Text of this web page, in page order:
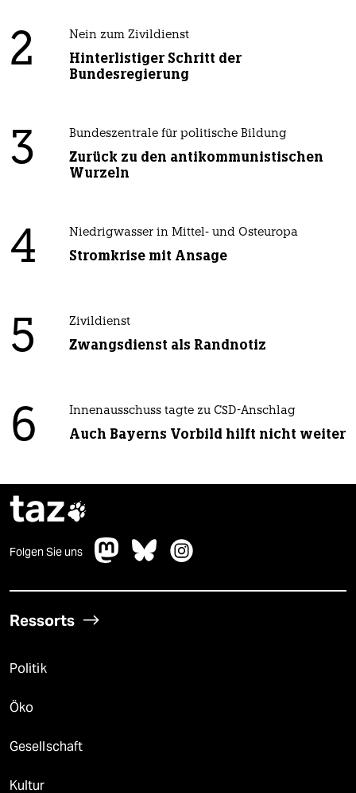
2 Nein zum Zivildienst
Hinterlistiger Schritt der
Bundesregierung
3 Bundeszentrale für politische Bildung
Zurück zu den antikommunistischen
Wurzeln
4 Niedrigwasser in Mittel- und Osteuropa
Stromkrise mit Ansage
5 Zivildienst
Zwangsdienst als Randnotiz
6 Innenausschuss tagte zu CSD-Anschlag
Auch Bayerns Vorbild hilft nicht weiter
taz
Folgen Sie uns
Ressorts
Politik
Öko
Gesellschaft
Kultur